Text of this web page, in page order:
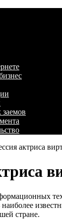
актриса
стране.